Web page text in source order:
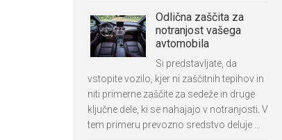
Odlična zaščita za
notranjost vašega
avtomobila
Si predstavljate, da
vstopite vozilo, kjer ni zaščitnih tepihov in
niti primerne zaščite za sedeže in druge
ključne dele, ki se nahajajo v notranjosti. V
tem primeru prevozno sredstvo deluje …